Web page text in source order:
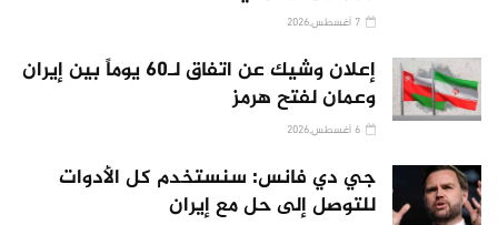
إعلان وشيك عن اتفاق لـ60 يوماً بين إيران
وعمان لفتح هرمز
جي دي فانس: سنستخدم كل الأدوات
للتوصل إلى حل مع إيران